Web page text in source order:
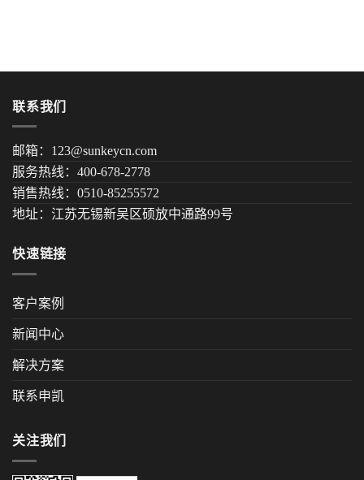
联系我们
邮箱：123@sunkeycn.com
服务热线：400-678-2778
销售热线：0510-85255572
地址：江苏无锡新吴区硕放中通路99号
快速链接
客户案例
新闻中心
解决方案
联系申凯
关注我们